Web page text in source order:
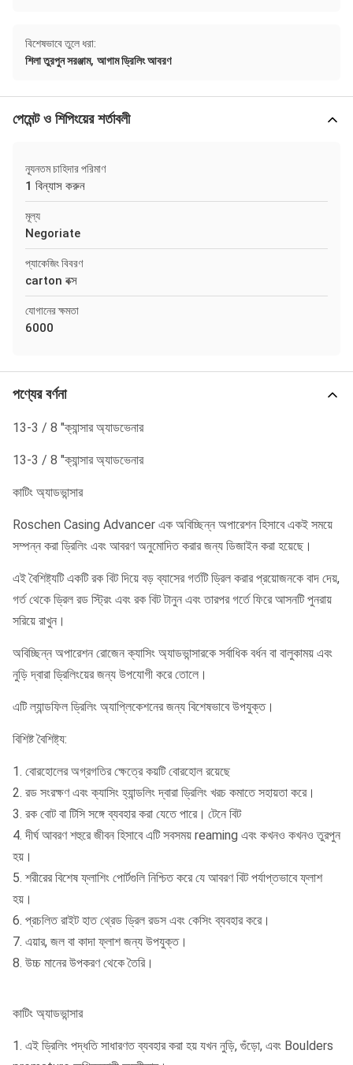
বিশেষভাবে তুলে ধরা:
শিলা তুরপুন সরঞ্জাম, আগাম ড্রিলিং আবরণ
পেমেন্ট ও শিপিংয়ের শর্তাবলী
ন্যূনতম চাহিদার পরিমাণ
1 বিন্যাস করুন
মূল্য
Negoriate
প্যাকেজিং বিবরণ
carton বক্স
যোগানের ক্ষমতা
6000
পণ্যের বর্ণনা
13-3 / 8 "ক্যান্সার অ্যাডভেনার
13-3 / 8 "ক্যান্সার অ্যাডভেনার
কাটিং অ্যাডভান্সার
Roschen Casing Advancer এক অবিচ্ছিন্ন অপারেশন হিসাবে একই সময়ে
সম্পন্ন করা ড্রিলিং এবং আবরণ অনুমোদিত করার জন্য ডিজাইন করা হয়েছে।
এই বৈশিষ্ট্যটি একটি রক বিট দিয়ে বড় ব্যাসের গর্তটি ড্রিল করার প্রয়োজনকে বাদ দেয়,
গর্ত থেকে ড্রিল রড স্ট্রিং এবং রক বিট টানুন এবং তারপর গর্তে ফিরে আসনটি পুনরায়
সরিয়ে রাখুন।
অবিচ্ছিন্ন অপারেশন রোজেন ক্যাসিং অ্যাডভান্সারকে সর্বাধিক বর্ধন বা বালুকাময় এবং
নুড়ি দ্বারা ড্রিলিংয়ের জন্য উপযোগী করে তোলে।
এটি ল্যান্ডফিল ড্রিলিং অ্যাপ্লিকেশনের জন্য বিশেষভাবে উপযুক্ত।
বিশিষ্ট বৈশিষ্ট্য:
1. বোরহোলের অগ্রগতির ক্ষেত্রে কয়টি বোরহোল রয়েছে
2. রড সংরক্ষণ এবং ক্যাসিং হ্যান্ডলিং দ্বারা ড্রিলিং খরচ কমাতে সহায়তা করে।
3. রক বোট বা টিসি সঙ্গে ব্যবহার করা যেতে পারে। টেনে বিট
4. দীর্ঘ আবরণ শহুরে জীবন হিসাবে এটি সবসময় reaming এবং কখনও কখনও তুরপুন
হয়।
5. শরীরের বিশেষ ফ্লাশিং পোর্টগুলি নিশ্চিত করে যে আবরণ বিট পর্যাপ্তভাবে ফ্লাশ
হয়।
6. প্রচলিত রাইট হাত থ্রেড ড্রিল রডস এবং কেসিং ব্যবহার করে।
7. এয়ার, জল বা কাদা ফ্লাশ জন্য উপযুক্ত।
8. উচ্চ মানের উপকরণ থেকে তৈরি।
কাটিং অ্যাডভান্সার
1. এই ড্রিলিং পদ্ধতি সাধারণত ব্যবহার করা হয় যখন নুড়ি, গুঁড়ো, এবং Boulders